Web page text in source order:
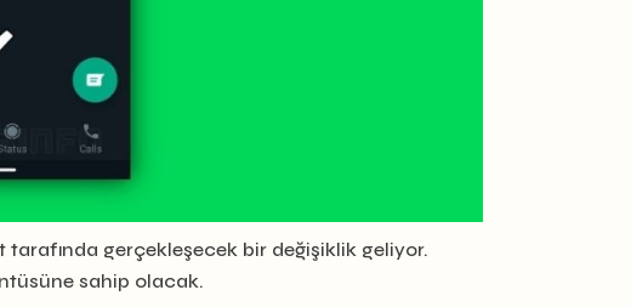
gerçekleşecek bir değişiklik geliyor.
sahip olacak.